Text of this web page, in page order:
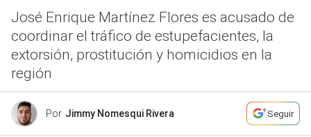
José Enrique Martínez Flores es acusado de
coordinar el tráfico de estupefacientes, la
extorsión, prostitución y homicidios en la
región
Por Jimmy Nomesqui Rivera Seguir